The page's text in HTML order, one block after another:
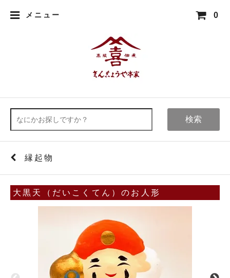
メニュー 0
検索
縁起物
大黒天（だいこくてん）のお人形